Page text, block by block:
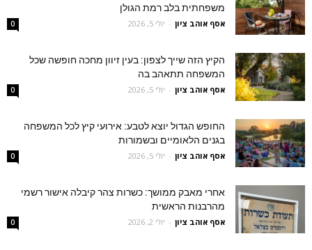
משפחתית בלב רמת הגולן
אסף אוהב ציון - יולי 5, 2026 0
הקיץ הזה שייך לצפון: בעין זיוון מחכה חופשה שכל
המשפחה תתאהב בה
אסף אוהב ציון - יולי 5, 2026 0
החופש הגדול יוצא לטבע: אירועי קיץ לכל המשפחה
בגנים הלאומיים ובשמורות
אסף אוהב ציון - יולי 5, 2026 0
אחרי מאבק ממושך: כשרות צהר קיבלה אישור רשמי
מהרבנות הראשית
אסף אוהב ציון - יולי 2, 2026 0